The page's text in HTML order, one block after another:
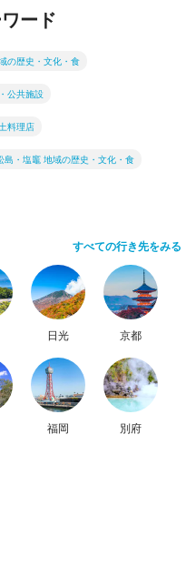
ード
の歴史・文化・食
公共施設
料理店
島・塩竈 地域の歴史・文化・食
すべての行き先をみる
日光 京都
福岡 別府